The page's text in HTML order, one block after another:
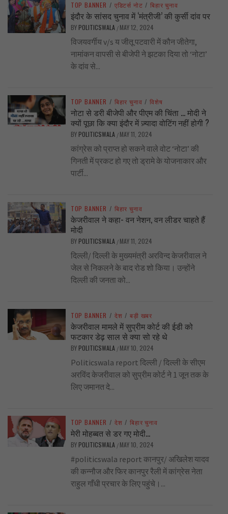
TOP BANNER / एडिटर्स नोट / बिहार चुनाव
इंदौर के सांसद चुनाव में ‘मंत्रीजी’ की कुर्सी दांव पर
BY POLITICSWALA / MAY 12, 2024
विजयवर्गीय v/s य जीतू पटवारी में कौन जीतेगा,
नामांकन वापसी से बीजेपी ने झटका दिया तो ‘नोटा’
के दांव से...
TOP BANNER / बिहार चुनाव / विशेष
नोटा से डरी बीजेपी और पीएम की चिंता … मोदी ने
क्यों पूछा कि क्या इंदौर में ज़्यादा वोटिंग नहीं होगी ?
BY POLITICSWALA / MAY 11, 2024
कांग्रेस को प्राप्त हो सकने वाले वोट ‘नोटा’ की
गिनती में प्रकट हो गए तो ड्रामे के योजनाकार और
पार्टी...
TOP BANNER / बिहार चुनाव
केजरीवाल ने कहा- वन नेशन, वन लीडर चाहते हैं
मोदी
BY POLITICSWALA / MAY 11, 2024
दिल्ली/ दिल्ली के मुख्यमंत्री अरविन्द केजरीवाल ने
जेल से निकलने के बाद रोड शो किया। उन्होंने
दिल्ली की जनता को...
TOP BANNER / देश / बड़ी खबर
केजरीवाल मामले में सुप्रीम कोर्ट की ईडी को
फटकार डेढ़ साल से क्या सो रहे थे
BY POLITICSWALA / MAY 10, 2024
Politicswala report दिल्ली / दिल्ली के सीएम
अरविंद केजरीवाल को सुप्रीम कोर्ट ने 1 जून तक के
लिए जमानत दे...
TOP BANNER / देश / बिहार चुनाव
मेरी मोहब्बत से डर गए मोदी…
BY POLITICSWALA / MAY 10, 2024
#politicswala report कानपुर/ अखिलेश यादव
की कन्नौज और फिर कानपुर रैली में कांग्रेस नेता
राहुल गाँधी प्रचार के लिए पहुंचे।...